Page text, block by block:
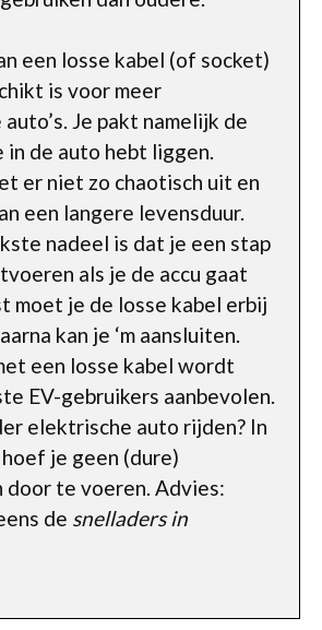
een losse kabel (of socket)
is voor meer
Je pakt namelijk de
in de auto hebt liggen.
er niet zo chaotisch uit en
een langere levensduur.
nadeel is dat je een stap
als je de accu gaat
moet je de losse kabel erbij
kan je ‘m aansluiten.
een losse kabel wordt
EV-gebruikers aanbevolen.
elektrische auto rijden? In
hoef je geen (dure)
door te voeren. Advies:
de snelladers in